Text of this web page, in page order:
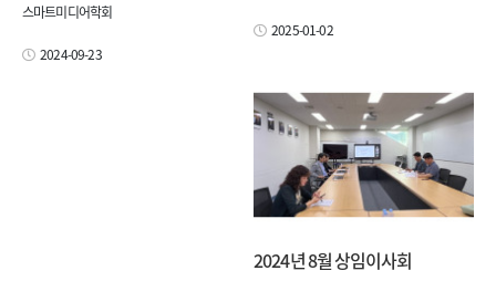
2025-01-02
스마트미디어학회
2024-09-23
2024년 8월 상임이사회